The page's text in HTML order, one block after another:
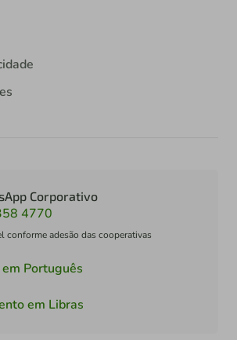
Corporativo
4770
conforme adesão das cooperativas
Português
em Libras